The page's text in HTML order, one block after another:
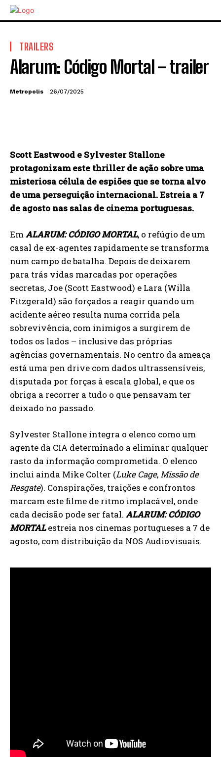
TRAILERS
Alarum: Código Mortal – trailer
Metropolis 26/07/2025
Scott Eastwood e Sylvester Stallone
protagonizam este thriller de ação sobre uma
misteriosa célula de espiões que se torna alvo
de uma perseguição internacional. Estreia a 7
de agosto nas salas de cinema portuguesas.
EmALARUM: CÓDIGO MORTAL, o refúgio de um
casal de ex-agentes rapidamente se transforma
num campo de batalha. Depois de deixarem
para trás vidas marcadas por operações
secretas, Joe (Scott Eastwood) e Lara (Willa
Fitzgerald) são forçados a reagir quando um
acidente aéreo resulta numa corrida pela
sobrevivência, com inimigos a surgirem de
todos os lados – inclusive das próprias
agências governamentais. No centro da ameaça
está uma pen drive com dados ultrassensíveis,
disputada por forças à escala global, e que os
obriga a recorrer a tudo o que pensavam ter
deixado no passado.
Sylvester Stallone integra o elenco como um
agente da CIA determinado a eliminar qualquer
rasto da informação comprometida. O elenco
inclui ainda Mike Colter (Luke Cage,Missão de
Resgate). Conspirações, traições e confrontos
marcam este filme de ritmo implacável, onde
cada decisão pode ser fatal. ALARUM: CÓDIGO
MORTALestreia nos cinemas portugueses a 7 de
agosto, com distribuição da NOS Audiovisuais.